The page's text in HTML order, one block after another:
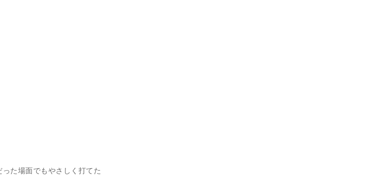
た場面でもやさしく打てた